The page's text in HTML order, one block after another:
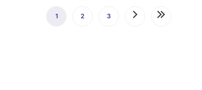
Aktuelle
1 Seite
2 Seite
3 NächsteLetzte